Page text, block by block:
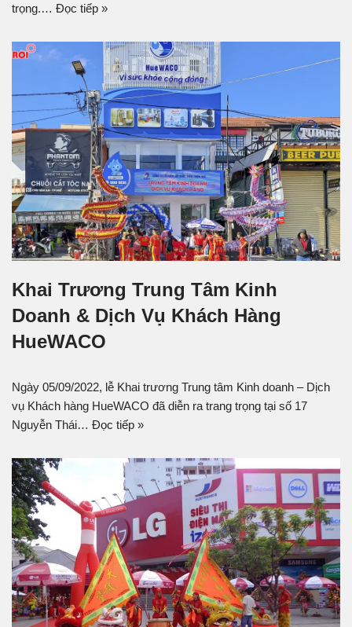
trọng.… Đọc tiếp »
Khai Trương Trung Tâm Kinh
Doanh & Dịch Vụ Khách Hàng
HueWACO
Ngày 05/09/2022, lễ Khai trương Trung tâm Kinh doanh – Dịch
vụ Khách hàng HueWACO đã diễn ra trang trọng tại số 17
Nguyễn Thái… Đọc tiếp »